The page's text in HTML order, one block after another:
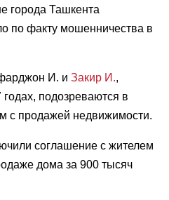
города Ташкента
по факту мошенничества в
И. и Закир И.,
подозреваются в
с продажей недвижимости.
соглашение с жителем
дома за 900 тысяч